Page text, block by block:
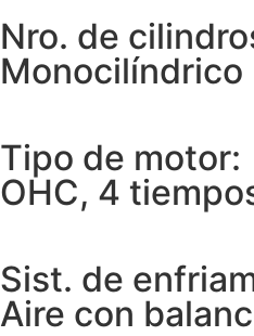
Nro. de
Monocilíndrico
Tipo de motor:
OHC, 4
Sist. de
Aire con